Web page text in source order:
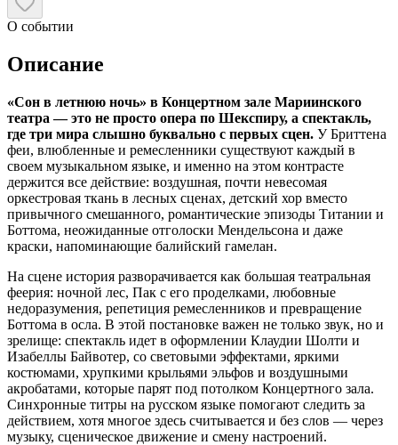
О событии
Описание
«Сон в летнюю ночь» в Концертном зале Мариинского
театра — это не просто опера по Шекспиру, а спектакль,
где три мира слышно буквально с первых сцен. У Бриттена
феи, влюбленные и ремесленники существуют каждый в
своем музыкальном языке, и именно на этом контрасте
держится все действие: воздушная, почти невесомая
оркестровая ткань в лесных сценах, детский хор вместо
привычного смешанного, романтические эпизоды Титании и
Боттома, неожиданные отголоски Мендельсона и даже
краски, напоминающие балийский гамелан.
На сцене история разворачивается как большая театральная
феерия: ночной лес, Пак с его проделками, любовные
недоразумения, репетиция ремесленников и превращение
Боттома в осла. В этой постановке важен не только звук, но и
зрелище: спектакль идет в оформлении Клаудии Шолти и
Изабеллы Байвотер, со световыми эффектами, яркими
костюмами, хрупкими крыльями эльфов и воздушными
акробатами, которые парят под потолком Концертного зала.
Синхронные титры на русском языке помогают следить за
действием, хотя многое здесь считывается и без слов — через
музыку, сценическое движение и смену настроений.